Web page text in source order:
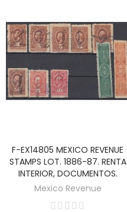
AÑADIR AL CARRITO
F-EX14805 MEXICO REVENUE
STAMPS LOT. 1886-87. RENTA
INTERIOR, DOCUMENTOS.
Mexico Revenue